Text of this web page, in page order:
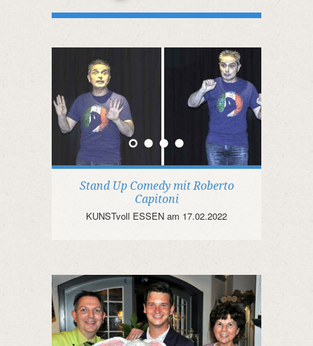
Stand Up Comedy mit Roberto
Capitoni
KUNSTvoll ESSEN am 17.02.2022